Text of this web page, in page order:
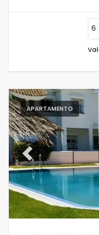
6
APARTAMENTO
Previous